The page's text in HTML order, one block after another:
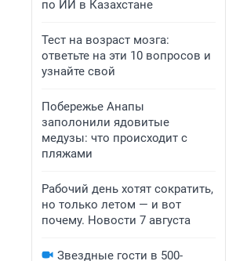
по ИИ в Казахстане
Тест на возраст мозга:
ответьте на эти 10 вопросов и
узнайте свой
Побережье Анапы
заполонили ядовитые
медузы: что происходит с
пляжами
Рабочий день хотят сократить,
но только летом — и вот
почему. Новости 7 августа
Звездные гости в 500-